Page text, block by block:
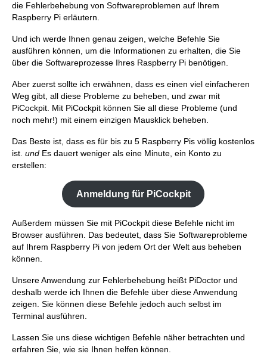
die Fehlerbehebung von Softwareproblemen auf Ihrem
Raspberry Pi erläutern.
Und ich werde Ihnen genau zeigen, welche Befehle Sie
ausführen können, um die Informationen zu erhalten, die Sie
über die Softwareprozesse Ihres Raspberry Pi benötigen.
Aber zuerst sollte ich erwähnen, dass es einen viel einfacheren
Weg gibt, all diese Probleme zu beheben, und zwar mit
PiCockpit. Mit PiCockpit können Sie all diese Probleme (und
noch mehr!) mit einem einzigen Mausklick beheben.
Das Beste ist, dass es für bis zu 5 Raspberry Pis völlig kostenlos
ist. und Es dauert weniger als eine Minute, ein Konto zu
erstellen:
Anmeldung für PiCockpit
Außerdem müssen Sie mit PiCockpit diese Befehle nicht im
Browser ausführen. Das bedeutet, dass Sie Softwareprobleme
auf Ihrem Raspberry Pi von jedem Ort der Welt aus beheben
können.
Unsere Anwendung zur Fehlerbehebung heißt PiDoctor und
deshalb werde ich Ihnen die Befehle über diese Anwendung
zeigen. Sie können diese Befehle jedoch auch selbst im
Terminal ausführen.
Lassen Sie uns diese wichtigen Befehle näher betrachten und
erfahren Sie, wie sie Ihnen helfen können.